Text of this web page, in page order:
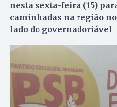
nesta sexta-feira (15)
caminhadas na região
lado do governadoriável